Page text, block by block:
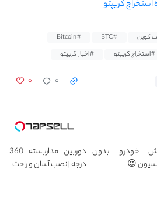
کریپتو
کوین #BTC
#Bitcoin
#استخراج کریپتو #اخبار کریپتو
۰ ۰
خودرو بدون
😍
دوربین مداربسته 360
درجه | نصب آسان و راحت